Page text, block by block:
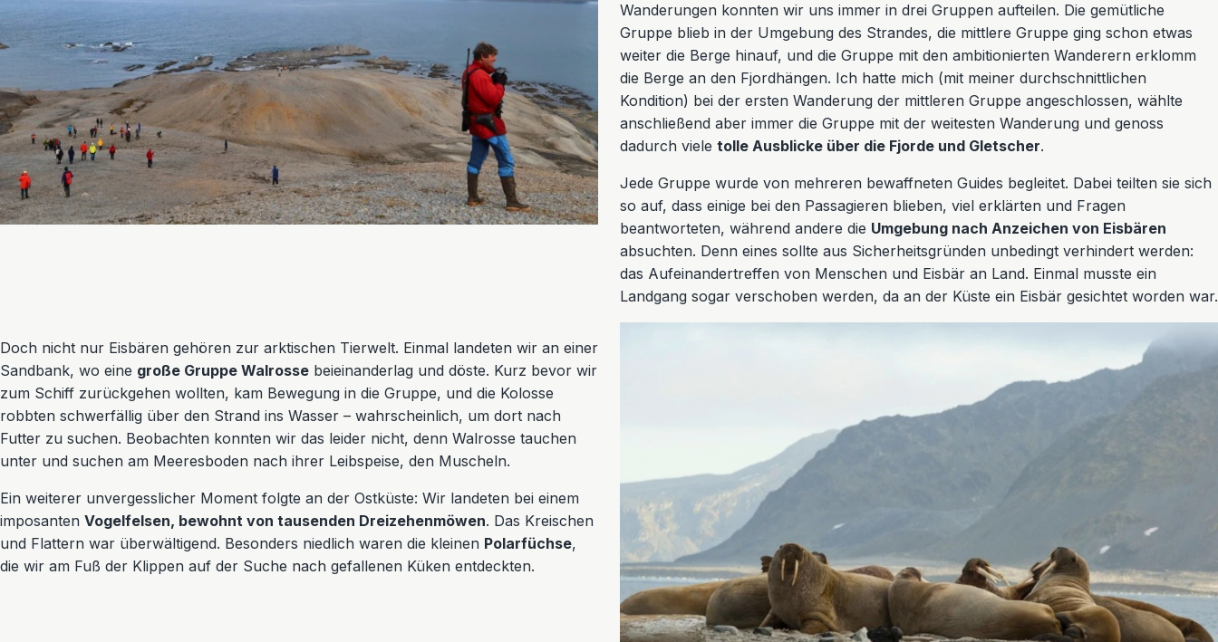
Wanderungen konnten wir uns immer in drei Gruppen aufteilen. Die gemütliche
Gruppe blieb in der Umgebung des Strandes, die mittlere Gruppe ging schon etwas
weiter die Berge hinauf, und die Gruppe mit den ambitionierten Wanderern erklomm
die Berge an den Fjordhängen. Ich hatte mich (mit meiner durchschnittlichen
Kondition) bei der ersten Wanderung der mittleren Gruppe angeschlossen, wählte
anschließend aber immer die Gruppe mit der weitesten Wanderung und genoss
dadurch viele tolle Ausblicke über die Fjorde und Gletscher.
Jede Gruppe wurde von mehreren bewaffneten Guides begleitet. Dabei teilten sie sich
so auf, dass einige bei den Passagieren blieben, viel erklärten und Fragen
beantworteten, während andere die Umgebung nach Anzeichen von Eisbären
absuchten. Denn eines sollte aus Sicherheitsgründen unbedingt verhindert werden:
das Aufeinandertreffen von Menschen und Eisbär an Land. Einmal musste ein
Landgang sogar verschoben werden, da an der Küste ein Eisbär gesichtet worden war.
Doch nicht nur Eisbären gehören zur arktischen Tierwelt. Einmal landeten wir an einer
Sandbank, wo eine große Gruppe Walrosse beieinanderlag und döste. Kurz bevor wir
zum Schiff zurückgehen wollten, kam Bewegung in die Gruppe, und die Kolosse
robbten schwerfällig über den Strand ins Wasser – wahrscheinlich, um dort nach
Futter zu suchen. Beobachten konnten wir das leider nicht, denn Walrosse tauchen
unter und suchen am Meeresboden nach ihrer Leibspeise, den Muscheln.
Ein weiterer unvergesslicher Moment folgte an der Ostküste: Wir landeten bei einem
imposanten Vogelfelsen, bewohnt von tausenden Dreizehenmöwen. Das Kreischen
und Flattern war überwältigend. Besonders niedlich waren die kleinen Polarfüchse,
die wir am Fuß der Klippen auf der Suche nach gefallenen Küken entdeckten.